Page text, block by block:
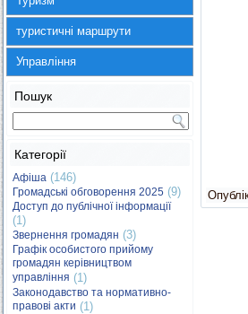
туристичні маршрути
Управління
Пошук
Категорії
Афіша (146)
Громадські обговорення 2025 (9)
Доступ до публічної інформації
(1)
Звернення громадян (3)
Графік особистого прийому
громадян керівництвом
управління (1)
Законодавство та нормативно-
правові акти (1)